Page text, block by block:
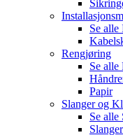
Se alle
Rengjøring
Se alle
Papir
Slanger og
Se alle
Slanger